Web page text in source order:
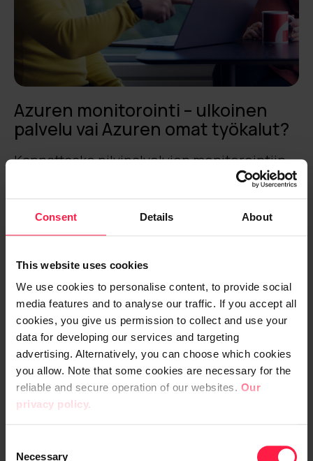
Consent Details About
This website uses cookies
We use cookies to personalise content, to provide social
media features and to analyse our traffic. If you accept all
cookies, you give us permission to collect and use your
data for developing our services and targeting
advertising. Alternatively, you can choose which cookies
you allow. Note that some cookies are necessary for the
reliable and secure operation of our websites. Our
privacy policy.
Necessary
Azuren monitorointi – ulkoinen
palvelu vai Azuren omat työkalut?
Kannattaako pilvipalvelujen monitorointiin
hyödyntää ulkoista työkalua? Miten Digian
asiakkaat ja omat asiantuntijat ...
Lue lisää
Data-analytiikka Pilviratkaisut
Energia
ERP
Vastuullisuus
Ohjelmistokehitys
Integraatiot ja API